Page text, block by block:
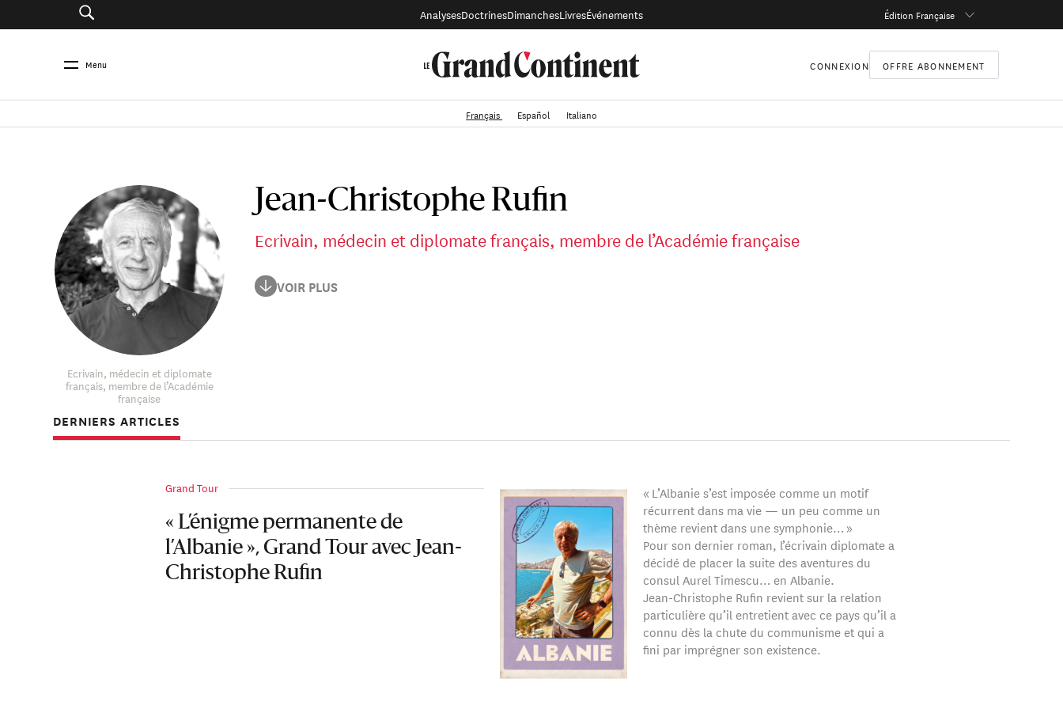
AnalysesDoctrinesDimanchesLivresÉvénements Édition Française
Menu CONNEXION OFFRE ABONNEMENT
Français Español Italiano
Jean-Christophe Rufin
Ecrivain, médecin et diplomate français, membre de l’Académie française
Ecrivain, médecin et diplomate
français, membre de l’Académie
française
Jean-Christophe Rufin est un écrivain, médecin et diplomate français, membre de l’Académie
française depuis 2008. Il reçoit en 1997 le Prix Goncourt du premier roman pour L'Abyssin et, en
VOIR PLUS
DERNIERS ARTICLES
Grand Tour
« L’énigme permanente de
l’Albanie », Grand Tour avec Jean-
Christophe Rufin
« L’Albanie s’est imposée comme un motif
récurrent dans ma vie — un peu comme un
thème revient dans une symphonie… »
Pour son dernier roman, l’écrivain diplomate a
décidé de placer la suite des aventures du
consul Aurel Timescu… en Albanie.
Jean-Christophe Rufin revient sur la relation
particulière qu’il entretient avec ce pays qu’il a
connu dès la chute du communisme et qui a
fini par imprégner son existence.